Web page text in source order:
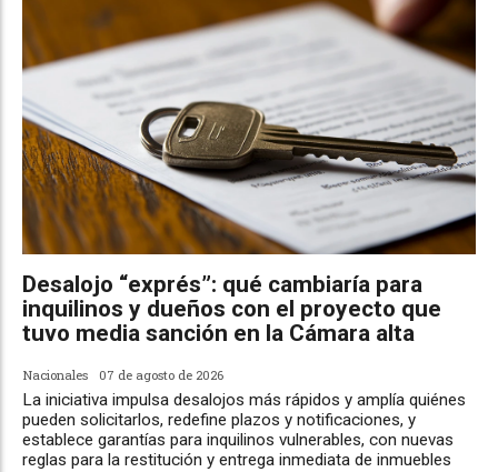
Desalojo “exprés”: qué cambiaría para
inquilinos y dueños con el proyecto que
tuvo media sanción en la Cámara alta
Nacionales 07 de agosto de 2026
La iniciativa impulsa desalojos más rápidos y amplía quiénes
pueden solicitarlos, redefine plazos y notificaciones, y
establece garantías para inquilinos vulnerables, con nuevas
reglas para la restitución y entrega inmediata de inmuebles